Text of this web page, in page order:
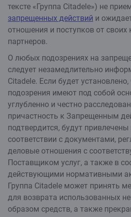
тексте «Группа Citadele») не
запрещенных действий и
отношения и поступков от своих
партнеров.
О любых подозрениях на
следует незамедлительно
Citadele. Если будет
подозрения имеют под собой
углубленно и честно
причастность к Запрещенным
подтвердится, будут привлечены
соответствии с документами,
деловые отношения с
Поставщиком услуг, а также в
действующими нормативными
Группа Citadele может принять
для возврата использованных
образом средств, а также